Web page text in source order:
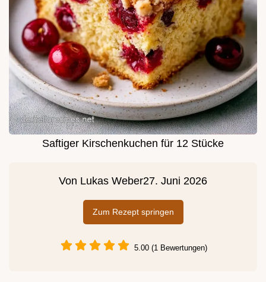
Saftiger Kirschenkuchen für 12 Stücke
Von Lukas Weber27. Juni 2026
Zum Rezept springen
5.00 (1 Bewertungen)